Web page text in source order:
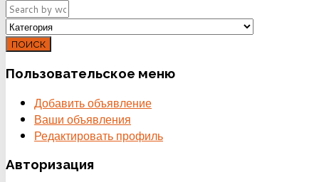
ПОИСК
Пользовательское меню
Добавить объявление
Ваши объявления
Редактировать профиль
Авторизация